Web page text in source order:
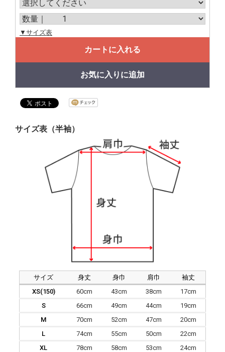
▼サイズ表
カートに入れる
お気に入りに追加
サイズ表（半袖）
サイズ 身丈 身巾 肩巾
袖丈
XS(150)
60cm 43cm 38cm
17cm
S
66cm 49cm 44cm
19cm
M
70cm 52cm 47cm
20cm
L
74cm 55cm 50cm
22cm
XL
78cm 58cm 53cm
24cm